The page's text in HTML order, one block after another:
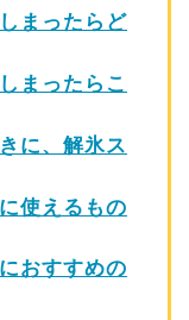
まったらど
まったらこ
に、解氷ス
使えるもの
おすすめの